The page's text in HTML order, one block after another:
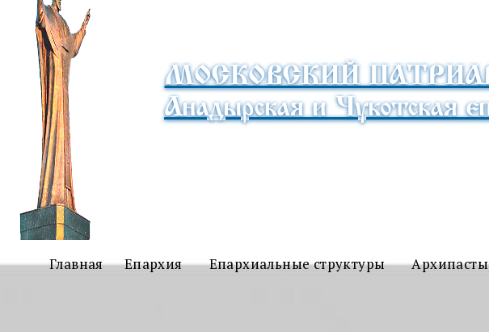
МОСКОВСКИЙ
Анадырская и Чукотская
Главная Епархия Епархиальные структуры